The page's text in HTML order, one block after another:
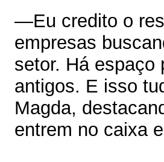
—Eu credito o
empresas
setor. Há espaço
antigos. E isso
Magda,
entrem no caixa